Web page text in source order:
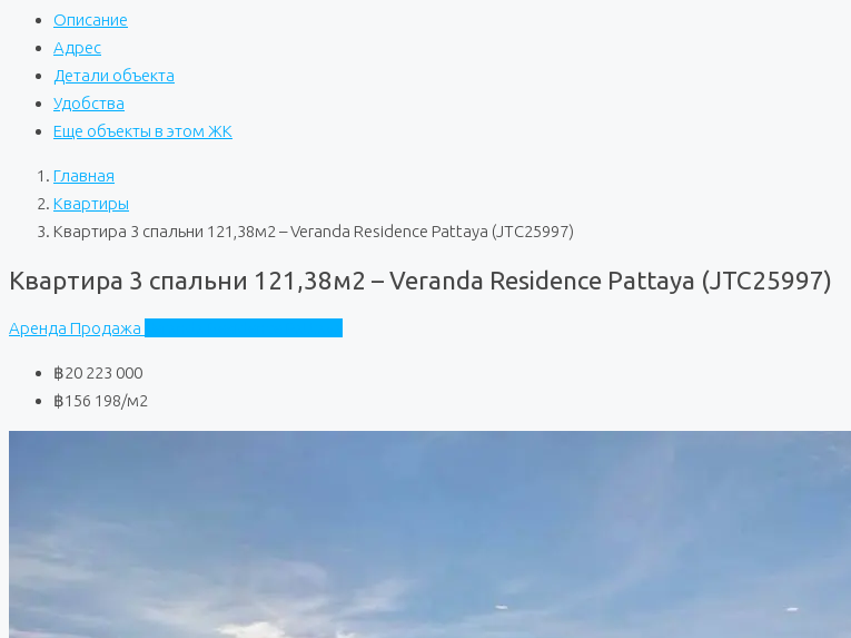
Описание
Адрес
Детали объекта
Удобства
Еще объекты в этом ЖК
Главная
Квартиры
Квартира 3 спальни 121,38м2 – Veranda Residence Pattaya (JTC25997)
Квартира 3 спальни 121,38м2 – Veranda Residence Pattaya (JTC25997)
Аренда Продажа
฿20 223 000
฿156 198/м2